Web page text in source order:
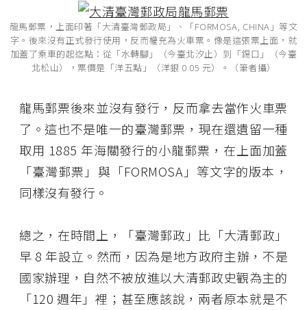
龍馬郵票，上面印著「大清臺灣郵政局」、「FORMOSA, CHINA」等文
字。後來沒有正式發行使用，反而權充為火車票。像是這張票上面，就
加蓋了乘車的起迄點：從「水轉腳」（今臺北汐止）到「錫口」（今臺
北松山），票價是「洋五點」（洋銀 0.05 元）。（筆者攝）
龍馬郵票後來並沒有發行，反而拿去當作火車票
了。這也不是唯一的臺灣郵票，現在還遺留一種
取用 1885 年海關發行的小龍郵票，在上面加蓋
「臺灣郵票」與「FORMOSA」等文字的版本，
同樣沒有發行。
總之，在時間上，「臺灣郵政」比「大清郵政」
早 8 年設立。然而，因為是地方政府主辦，不是
國家辦理，自然不被放進以大清郵政史觀為主的
「120 週年」裡；甚至應該說，兩者原本就是不